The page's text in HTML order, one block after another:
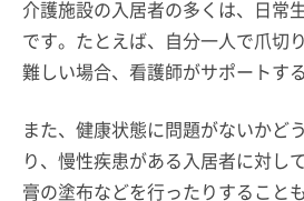
介護施設の入居者の多くは、日常
です。たとえば、自分一人で爪切
難しい場合、看護師がサポートす
また、健康状態に問題がないかど
り、慢性疾患がある入居者に対し
膏の塗布などを行ったりすること